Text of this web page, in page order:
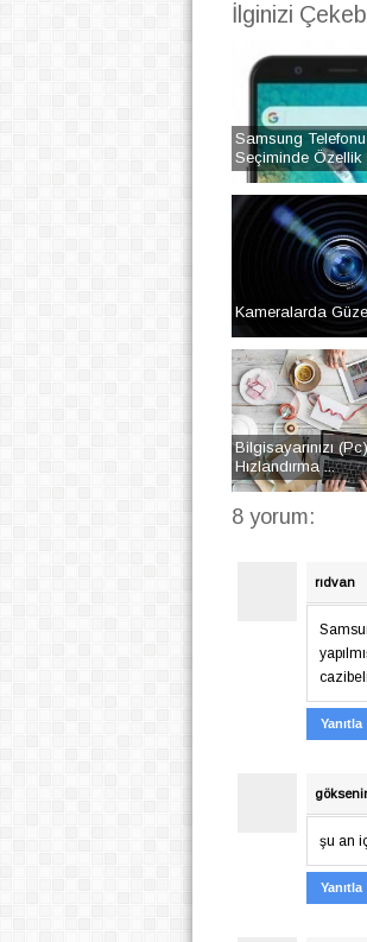
İlginizi
Samsung Telefonu
Seçiminde Özellik
Kameralarda
Bilgisayarınızı (Pc)
Hızlandırma ...
8 yorum:
rıdvan
Yanıtla
şu an
Yanıtla